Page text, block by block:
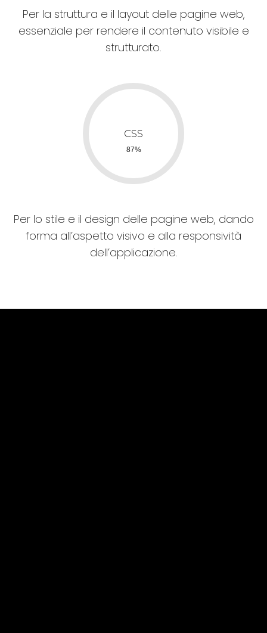
Per la struttura e il layout delle pagine web,
essenziale per rendere il contenuto visibile e
strutturato.
Per lo stile e il design delle pagine web, dando
forma all’aspetto visivo e alla responsività
dell’applicazione.